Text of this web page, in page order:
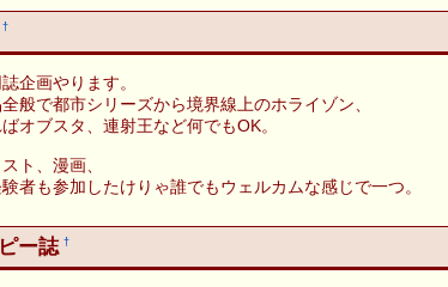
†
企画やります。
般で都市シリーズから境界線上のホライゾン、
オブスタ、連射王など何でもOK。
ト、漫画、
者も参加したけりゃ誰でもウェルカムな感じで一つ。
ー誌 †